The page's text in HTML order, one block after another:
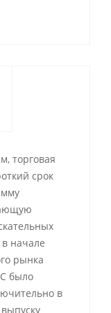
торговая
срок
начале
рынка
было
в